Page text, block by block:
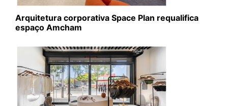
Arquitetura corporativa Space Plan requalifica
espaço Amcham